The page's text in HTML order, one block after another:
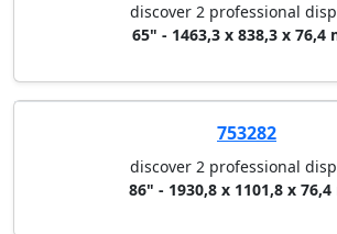
discover 2 professional
65" - 1463,3 x 838,3 x 76,4
753282
discover 2 professional
86" - 1930,8 x 1101,8 x 76,4